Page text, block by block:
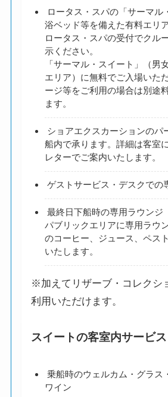
ロータス・スパの「サーマル
浴ベッド等を備えた有料エリ
ロータス・スパの受付でクル
示ください。
「サーマル・スイート」（男
エリア）に無料でご入場いた
ージ等をご利用の場合は別途
ます。
ショアエクスカーションのパ
船内で承ります。詳細は客室
レターでご案内いたします。
ゲストサービス・デスクでの
最終日下船時の専用ラウンジ
パブリックエリアに専用ラウ
のコーヒー、ジュース、ペス
いたします。
※加えてリザーブ・コレクシ
利用いただけます。
スイートの客室内サービス
乗船時のウェルカム・グラス
ワイン